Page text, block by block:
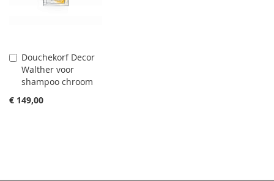
Douchekorf Decor
Walther voor
shampoo chroom
€ 149,00
Aan
winkelwagen
toevoegen